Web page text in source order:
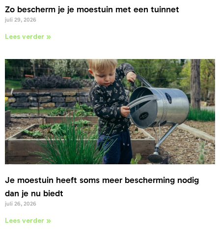
Zo bescherm je je moestuin met een tuinnet
juli 29, 2026
Lees verder »
Je moestuin heeft soms meer bescherming nodig
dan je nu biedt
juli 26, 2026
Lees verder »